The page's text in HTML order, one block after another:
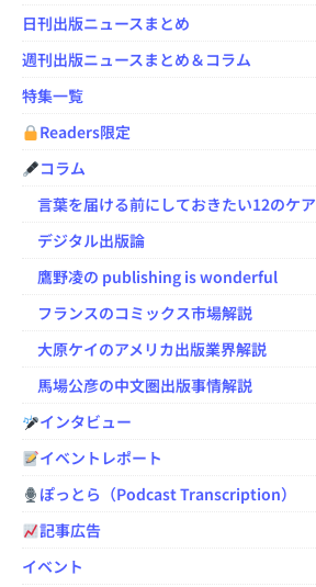
日刊出版ニュースまとめ
週刊出版ニュースまとめ＆コラム
特集一覧
Readers限定
コラム
言葉を届ける前にしておきたい12のケア
デジタル出版論
鷹野凌の publishing is wonderful
フランスのコミックス市場解説
大原ケイのアメリカ出版業界解説
馬場公彦の中文圏出版事情解説
インタビュー
イベントレポート
ぽっとら（Podcast Transcription）
記事広告
イベント